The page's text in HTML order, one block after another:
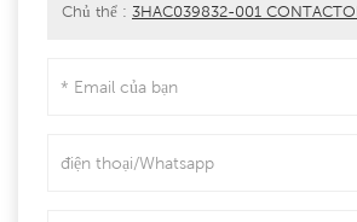
Chủ thể : 3HAC039832-001